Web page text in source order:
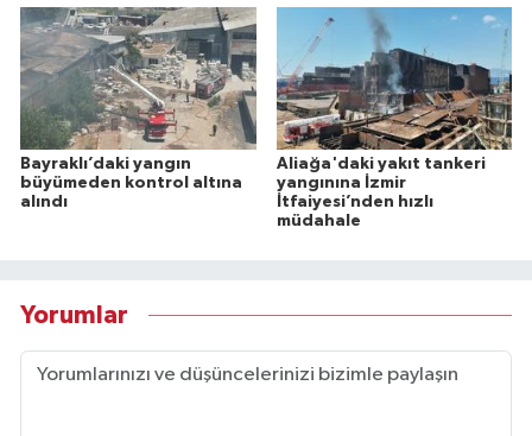
Bayraklı’daki yangın
büyümeden kontrol altına
alındı
Aliağa'daki yakıt tankeri
yangınına İzmir
İtfaiyesi’nden hızlı
müdahale
Yorumlar